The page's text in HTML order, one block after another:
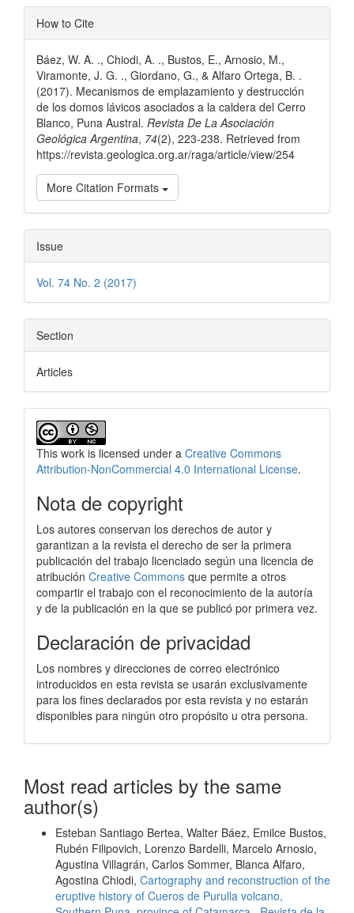
Article
Details
How to Cite
Báez, W. A. ., Chiodi, A. ., Bustos, E., Arnosio, M.,
Viramonte, J. G. ., Giordano, G., & Alfaro Ortega, B. .
(2017). Mecanismos de emplazamiento y destrucción
de los domos lávicos asociados a la caldera del Cerro
Blanco, Puna Austral. Revista De La Asociación
Geológica Argentina, 74(2), 223-238. Retrieved from
https://revista.geologica.org.ar/raga/article/view/254
More Citation Formats
Issue
Vol. 74 No. 2 (2017)
Section
Articles
This work is licensed under a Creative Commons
Attribution-NonCommercial 4.0 International License.
Nota de copyright
Los autores conservan los derechos de autor y
garantizan a la revista el derecho de ser la primera
publicación del trabajo licenciado según una licencia de
atribución Creative Commons que permite a otros
compartir el trabajo con el reconocimiento de la autoría
y de la publicación en la que se publicó por primera vez.
Declaración de privacidad
Los nombres y direcciones de correo electrónico
introducidos en esta revista se usarán exclusivamente
para los fines declarados por esta revista y no estarán
disponibles para ningún otro propósito u otra persona.
Most read articles by the same
author(s)
Esteban Santiago Bertea, Walter Báez, Emilce Bustos,
Rubén Filipovich, Lorenzo Bardelli, Marcelo Arnosio,
Agustina Villagrán, Carlos Sommer, Blanca Alfaro,
Agostina Chiodi, Cartography and reconstruction of the
eruptive history of Cueros de Purulla volcano,